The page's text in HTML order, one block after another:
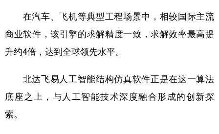
在汽车、飞机等典型工程场景中，相较国际主流
商业软件，该引擎的求解精度一致，求解效率最高提
升约4倍，达到全球领先水平。
北达飞易人工智能结构仿真软件正是在这一算法
底座之上，与人工智能技术深度融合形成的创新探
索。